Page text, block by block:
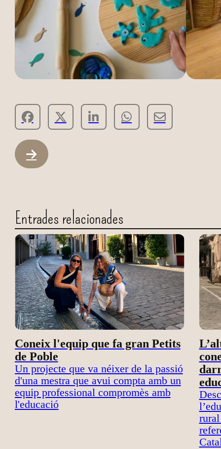
Entrades relacionades
Coneix l'equip que fa gran Petits
de Poble
Un projecte que va néixer de la passió
d'una mestra que avui compta amb un
equip professional compromès amb
l'educació